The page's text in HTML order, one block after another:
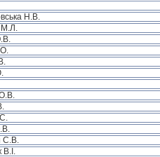
Н.В.
М.Л.
С.В.
В.І.